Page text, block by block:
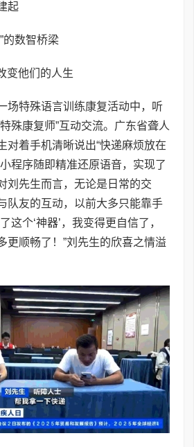
起
的数智桥梁
变他们的人生
场特殊语言训练康复活动中，听
殊康复师”互动交流。广东省聋人
对着手机清晰说出“快递麻烦放在
程序随即精准还原语音，实现了
刘先生而言，无论是日常的交
队友的互动，以前大多只能靠手
这个‘神器’，我变得更自信了，
更顺畅了！”刘先生的欣喜之情溢